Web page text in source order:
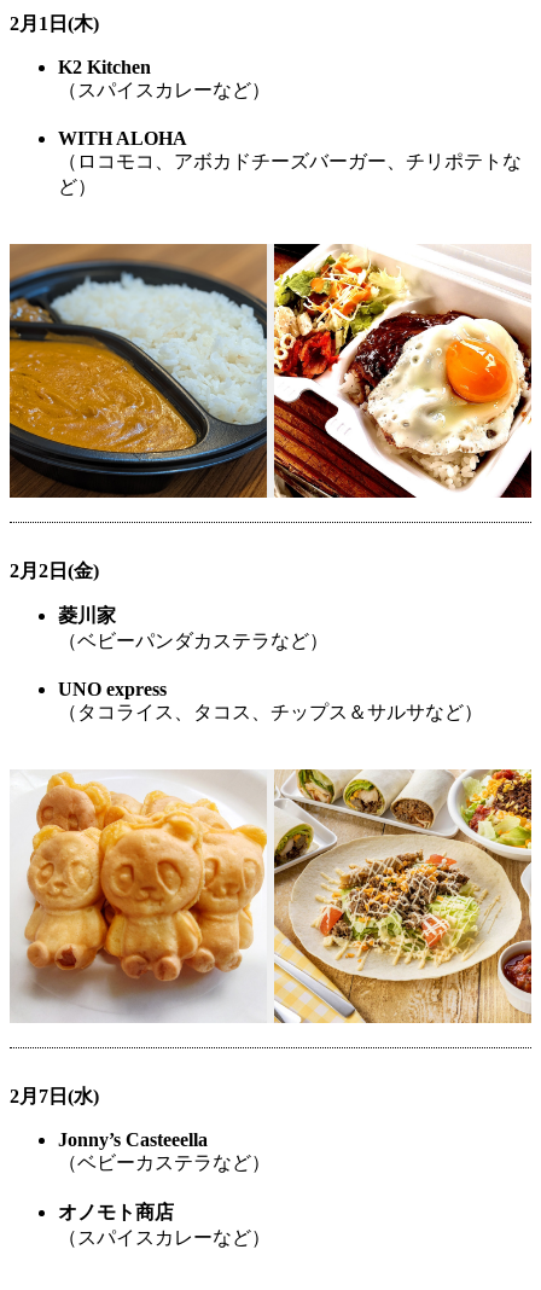
2月1日(木)
K2 Kitchen
（スパイスカレーなど）
WITH ALOHA
（ロコモコ、アボカドチーズバーガー、チリポテトな
ど）
2月2日(金)
菱川家
（ベビーパンダカステラなど）
UNO express
（タコライス、タコス、チップス＆サルサなど）
2月7日(水)
Jonny’s Casteeella
（ベビーカステラなど）
オノモト商店
（スパイスカレーなど）